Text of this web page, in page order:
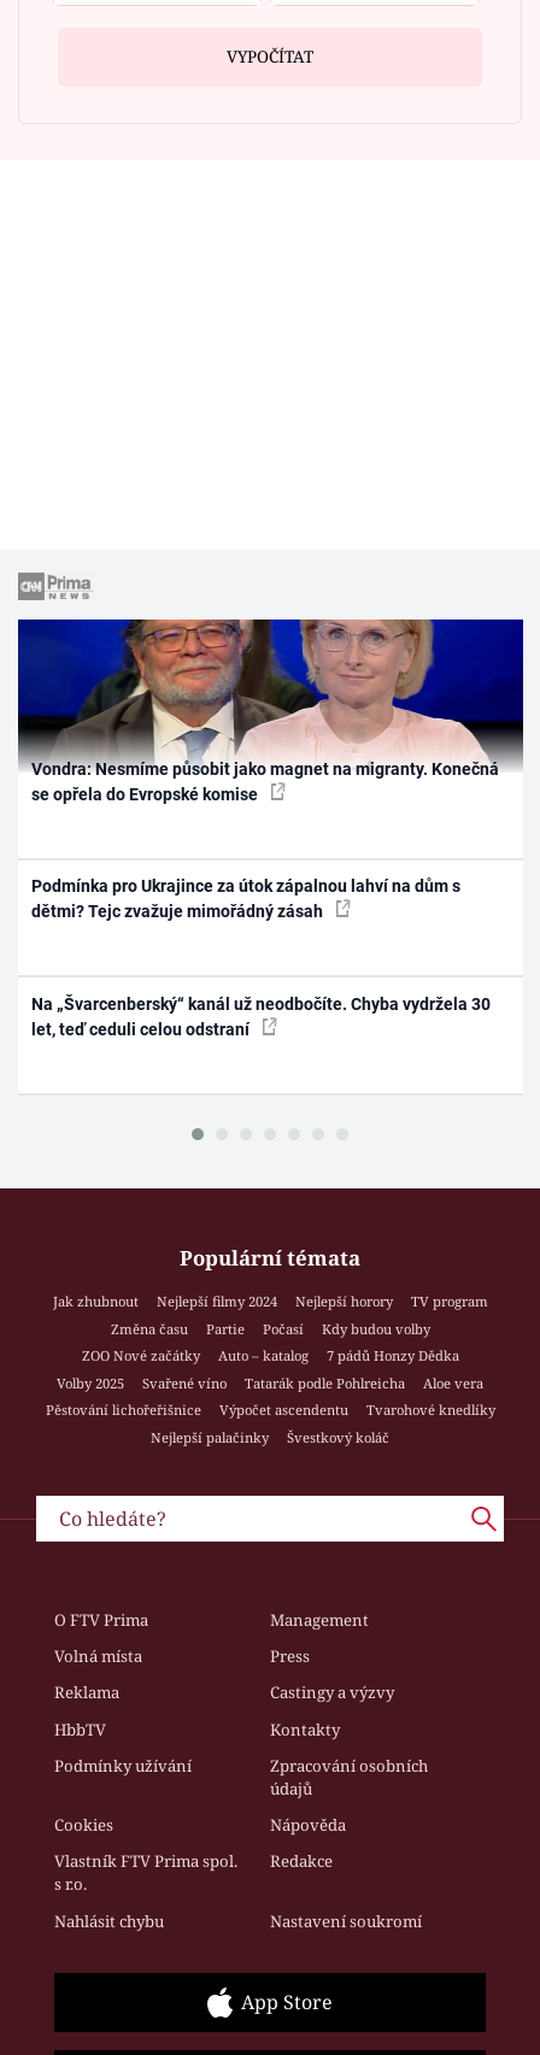
VYPOČÍTAT
Vondra: Nesmíme působit jako magnet na migranty. Konečná
se opřela do Evropské komise
Podmínka pro Ukrajince za útok zápalnou lahví na dům s
dětmi? Tejc zvažuje mimořádný zásah
Na „Švarcenberský“ kanál už neodbočíte. Chyba vydržela 30
let, teď ceduli celou odstraní
Populární témata
Jak zhubnout Nejlepší filmy 2024 Nejlepší horory
TV program
Změna času
Partie Počasí
Kdy budou volby
ZOO Nové začátky
Auto – katalog
7 pádů Honzy Dědka
Volby 2025
Svařené víno Tatarák podle Pohlreicha
Aloe vera
Pěstování lichořeřišnice
Výpočet ascendentu
Tvarohové knedlíky
Nejlepší palačinky
Švestkový koláč
O FTV Prima
Management
Volná místa
Press
Reklama
Castingy a výzvy
HbbTV
Kontakty
Podmínky užívání
Zpracování osobních
údajů
Cookies
Nápověda
Vlastník FTV Prima spol.
s r.o.
Redakce
Nahlásit chybu Nastavení soukromí
App Store